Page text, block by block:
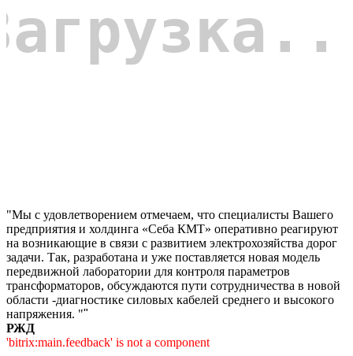
"Мы с удовлетворением отмечаем, что специалисты Вашего
предприятия и холдинга «Себа КМТ» оперативно реагируют
на возникающие в связи с развитием электрохозяйства дорог
задачи. Так, разработана и уже поставляется новая модель
передвижной лаборатории для контроля параметров
трансформаторов, обсуждаются пути сотрудничества в новой
области -диагностике силовых кабелей среднего и высокого
напряжения. ""
РЖД
'bitrix:main.feedback' is not a component